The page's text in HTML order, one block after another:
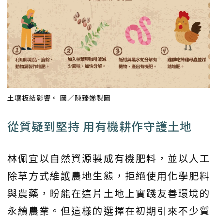
土壤板結影響。 圖／陳臻娣製圖
從質疑到堅持 用有機耕作守護土地
林佩宜以自然資源製成有機肥料，並以人工
除草方式維護農地生態，拒絕使用化學肥料
與農藥，盼能在這片土地上實踐友善環境的
永續農業。但這樣的選擇在初期引來不少質